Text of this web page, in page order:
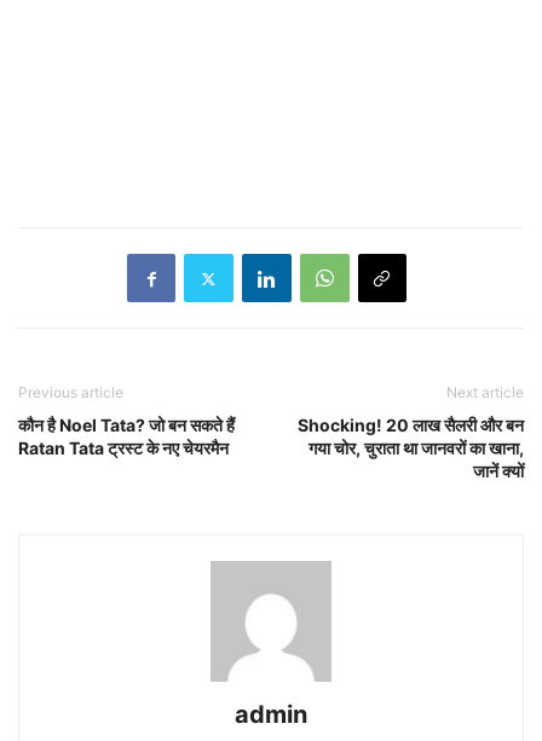
Previous article
कौन है Noel Tata? जो बन सकते हैं
Ratan Tata ट्रस्ट के नए चेयरमैन
Next article
Shocking! 20 लाख सैलरी और बन
गया चोर, चुराता था जानवरों का खाना,
जानें क्यों
admin